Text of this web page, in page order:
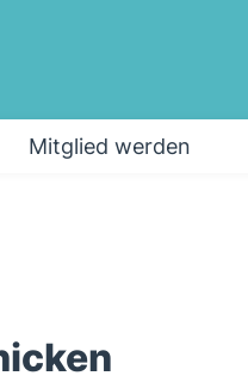
Mitglied werden